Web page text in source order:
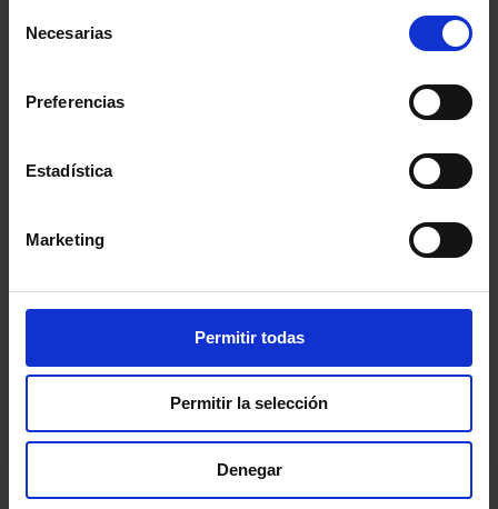
Necesarias
Preferencias
Estadística
Marketing
Permitir todas
Permitir la selección
Denegar
Descubre cómo estamos
transformando el futuro a
programas de Development
DEVELOPMENT